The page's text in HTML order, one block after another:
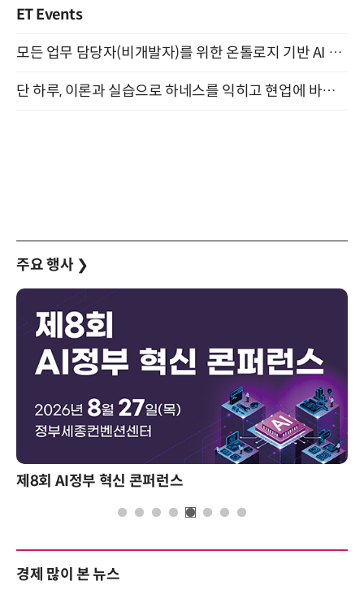
ET Events
모든 업무 담당자(비개발자)를 위한 온톨로지 기반 AI 지식체계 설계 1-day 워크숍 8월 20일 개최
단 하루, 이론과 실습으로 하네스를 익히고 현업에 바로 쓰는 핸즈온 워크숍 (8/20)
주요 행사 ❯
성과를 만드는 AI 에이전트 운영 전략 및 사례
경제 많이 본 뉴스